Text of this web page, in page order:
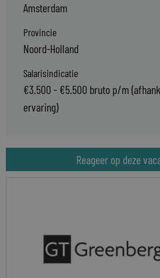
Amsterdam
Provincie
Noord-Holland
Salarisindicatie
€3.500 - €5.500 bruto p/m
ervaring)
Reageer op deze